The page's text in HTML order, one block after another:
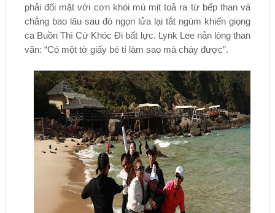
phải đối mặt với cơn khói mù mịt toả ra từ bếp than và
chẳng bao lâu sau đó ngọn lửa lại tắt ngúm khiến giọng
ca Buồn Thì Cứ Khóc Đi bất lực. Lynk Lee nản lòng than
vãn: “Có một tờ giấy bé tí làm sao mà cháy được”.